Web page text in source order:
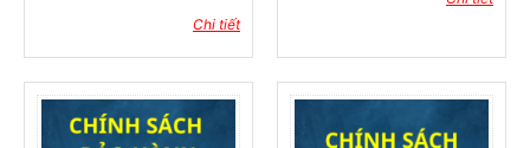
Chi tiết